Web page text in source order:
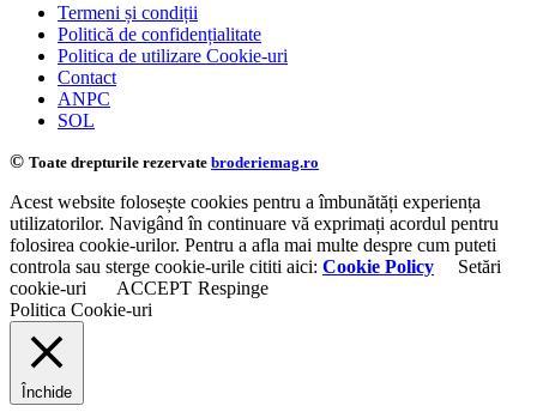
Termeni și condiții
Politică de confidențialitate
Politica de utilizare Cookie-uri
Contact
ANPC
SOL
© Toate drepturile rezervate broderiemag.ro
Acest website folosește cookies pentru a îmbunătăți experiența
utilizatorilor. Navigând în continuare vă exprimați acordul pentru
folosirea cookie-urilor. Pentru a afla mai multe despre cum puteti
controla sau sterge cookie-urile cititi aici: Cookie Policy
Setări
cookie-uri
ACCEPT Respinge
Politica Cookie-uri
Închide